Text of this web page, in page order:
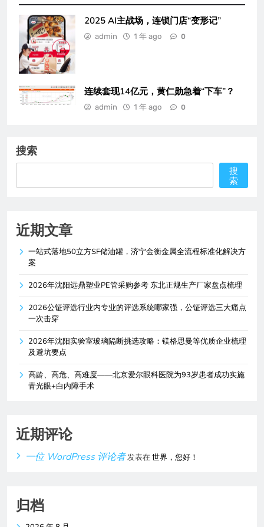
2025 AI主战场，连锁门店“变形记”
admin 1 年 ago 0
连续套现14亿元，黄仁勋急着“下车”？
admin 1 年 ago 0
搜索
搜
索
近期文章
一站式落地50立方SF储油罐，济宁金衡金属全流程标准化解决方
案
2026年沈阳远鼎塑业PE管采购参考 东北正规生产厂家盘点梳理
2026公钲评选行业内专业的评选系统哪家强，公钲评选三大痛点
一次击穿
2026年沈阳实验室玻璃隔断挑选攻略：镁格思曼等优质企业梳理
及避坑要点
高龄、高危、高难度——北京爱尔眼科医院为93岁患者成功实施
青光眼+白内障手术
近期评论
一位 WordPress 评论者发表在世界，您好！
归档